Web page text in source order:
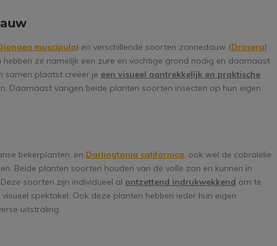
muscipula) en verschillende soorten zonnedauw (Drosera)
ze namelijk een zure en vochtige grond nodig en daarnaast
samen plaatst creëer je een visueel aantrekkelijk en praktische
Daarnaast vangen beide planten soorten insecten op hun eigen
bekerplanten, en Darlingtonia californica, ook wel de cobralelie
Beide planten soorten houden van de volle zon en kunnen in
soorten zijn individueel al ontzettend indrukwekkend om te
spektakel. Ook deze planten hebben ieder hun eigen
uitstraling.